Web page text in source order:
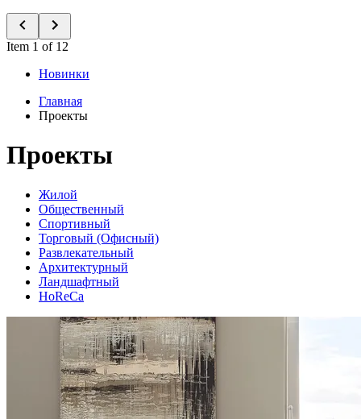
Item 1 of 12
Новинки
Главная
Проекты
Проекты
Жилой
Общественный
Спортивный
Торговый (Офисный)
Развлекательный
Архитектурный
Ландшафтный
HoReCa